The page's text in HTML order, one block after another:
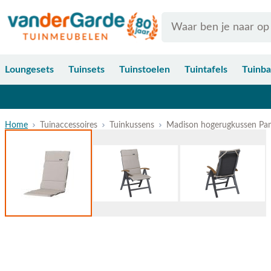
Loungesets Tuinsets Tuinstoelen Tuintafels
Home Tuinaccessoires Tuinkussens Madison hogerugkussen